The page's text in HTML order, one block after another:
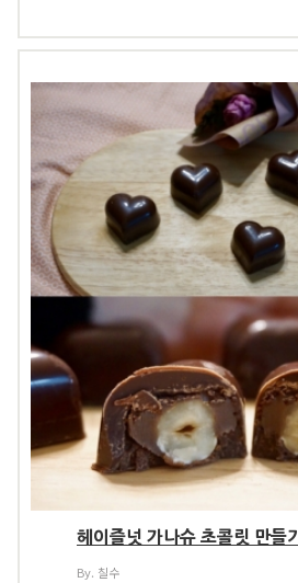
헤이즐넛 가나슈 초콜릿 만들기
By. 칠수